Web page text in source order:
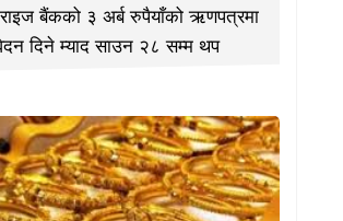
बैंकको ३ अर्ब रुपैयाँको ऋणपत्रमा
दिने म्याद साउन २८ सम्म थप